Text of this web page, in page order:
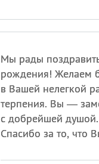
Мы рады
рождения! Желаем
в Вашей нелегкой
терпения. Вы —
с добрейшей
Спасибо за то, что